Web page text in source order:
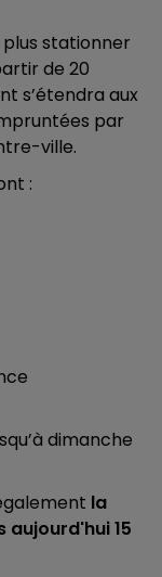
stationner
de 20
s’étendra aux
par
ville.
:
dimanche
la
aujourd'hui 15